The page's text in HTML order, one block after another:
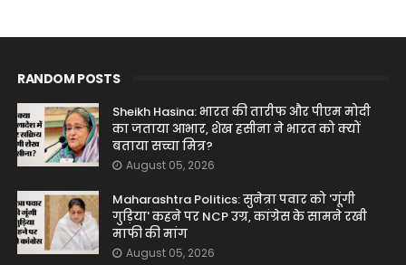
RANDOM POSTS
Sheikh Hasina: भारत की तारीफ और पीएम मोदी
का जताया आभार, शेख हसीना ने भारत को क्यों
बताया सच्चा मित्र?
August 05, 2026
Maharashtra Politics: सुनेत्रा पवार को 'गूंगी
गुड़िया' कहने पर NCP उग्र, कांग्रेस के सामने रखी
माफी की मांग
August 05, 2026